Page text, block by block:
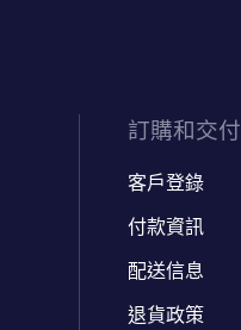
訂購和交付
客戶登錄
付款資訊
配送信息
退貨政策